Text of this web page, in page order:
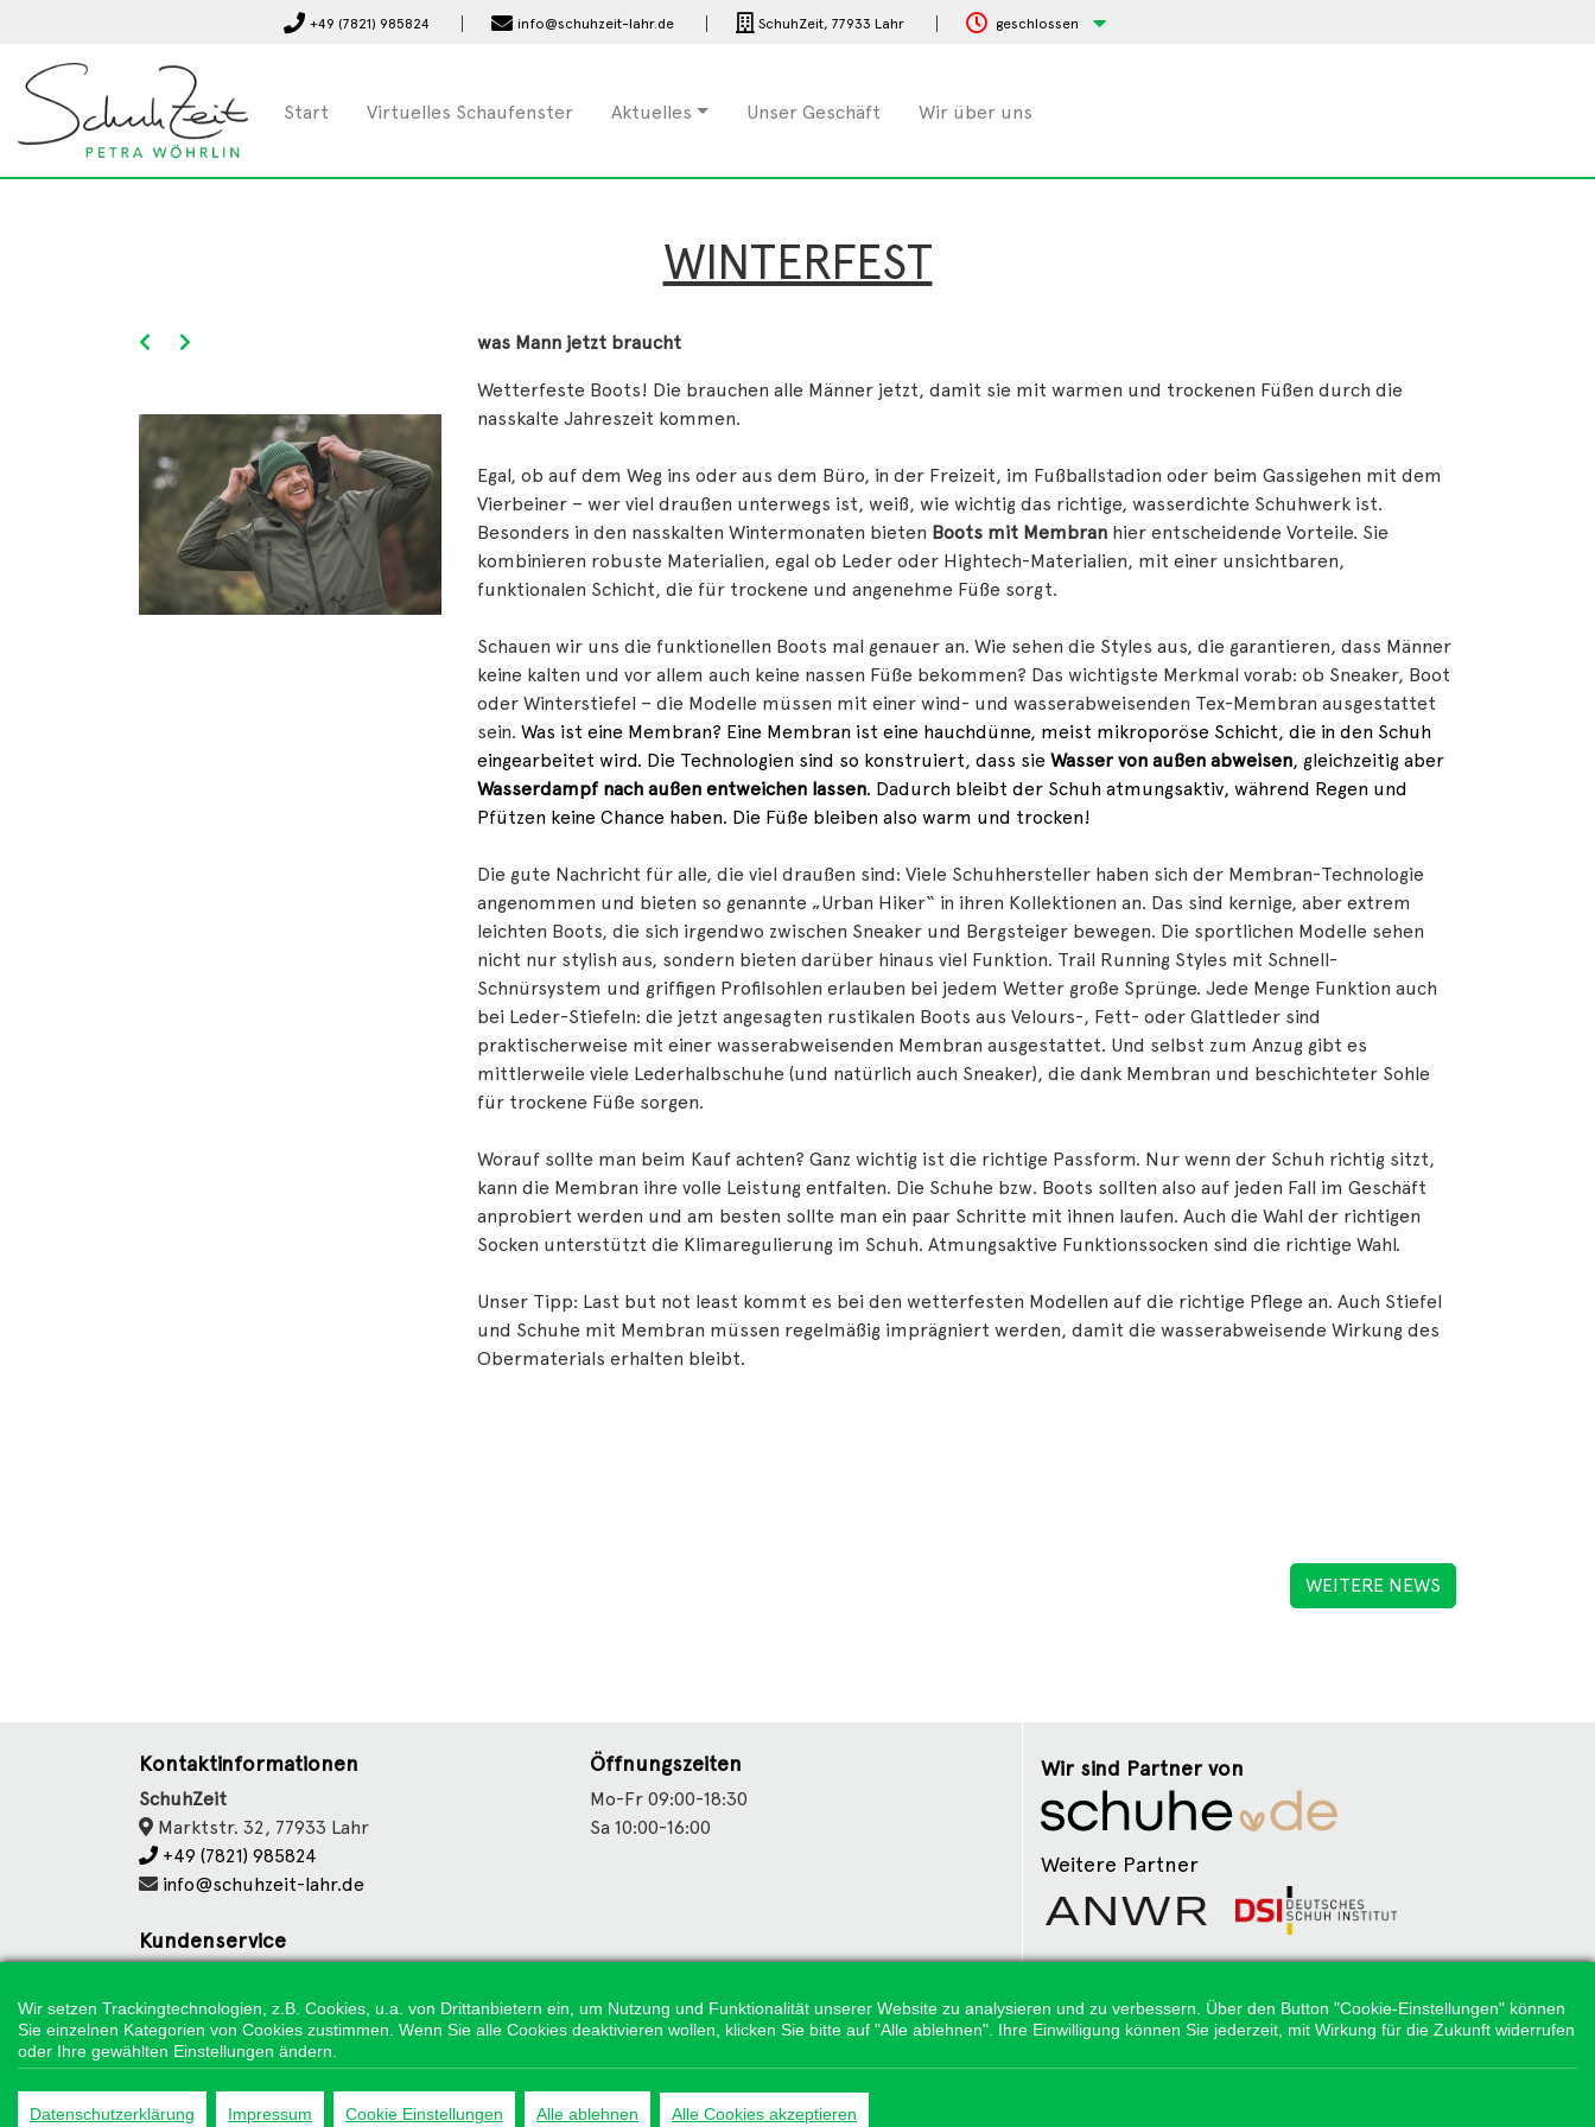
+49 (7821) 985824 info@schuhzeit-lahr.de SchuhZeit, 77933 Lahr geschlossen
Start Virtuelles Schaufenster Aktuelles Unser Geschäft Wir über uns
WINTERFEST
was Mann jetzt braucht
Wetterfeste Boots! Die brauchen alle Männer jetzt, damit sie mit warmen und trockenen Füßen durch die
nasskalte Jahreszeit kommen.
Egal, ob auf dem Weg ins oder aus dem Büro, in der Freizeit, im Fußballstadion oder beim Gassigehen mit dem
Vierbeiner – wer viel draußen unterwegs ist, weiß, wie wichtig das richtige, wasserdichte Schuhwerk ist.
Besonders in den nasskalten Wintermonaten bieten Boots mit Membran hier entscheidende Vorteile. Sie
kombinieren robuste Materialien, egal ob Leder oder Hightech-Materialien, mit einer unsichtbaren,
funktionalen Schicht, die für trockene und angenehme Füße sorgt.
Schauen wir uns die funktionellen Boots mal genauer an. Wie sehen die Styles aus, die garantieren, dass Männer
keine kalten und vor allem auch keine nassen Füße bekommen? Das wichtigste Merkmal vorab: ob Sneaker, Boot
oder Winterstiefel – die Modelle müssen mit einer wind- und wasserabweisenden Tex-Membran ausgestattet
sein. Was ist eine Membran? Eine Membran ist eine hauchdünne, meist mikroporöse Schicht, die in den Schuh
eingearbeitet wird. Die Technologien sind so konstruiert, dass sie Wasser von außen abweisen, gleichzeitig aber
Wasserdampf nach außen entweichen lassen. Dadurch bleibt der Schuh atmungsaktiv, während Regen und
Pfützen keine Chance haben. Die Füße bleiben also warm und trocken!
Die gute Nachricht für alle, die viel draußen sind: Viele Schuhhersteller haben sich der Membran-Technologie
angenommen und bieten so genannte „Urban Hiker“ in ihren Kollektionen an. Das sind kernige, aber extrem
leichten Boots, die sich irgendwo zwischen Sneaker und Bergsteiger bewegen. Die sportlichen Modelle sehen
nicht nur stylish aus, sondern bieten darüber hinaus viel Funktion. Trail Running Styles mit Schnell-
Schnürsystem und griffigen Profilsohlen erlauben bei jedem Wetter große Sprünge. Jede Menge Funktion auch
bei Leder-Stiefeln: die jetzt angesagten rustikalen Boots aus Velours-, Fett- oder Glattleder sind
praktischerweise mit einer wasserabweisenden Membran ausgestattet. Und selbst zum Anzug gibt es
mittlerweile viele Lederhalbschuhe (und natürlich auch Sneaker), die dank Membran und beschichteter Sohle
für trockene Füße sorgen.
Worauf sollte man beim Kauf achten? Ganz wichtig ist die richtige Passform. Nur wenn der Schuh richtig sitzt,
kann die Membran ihre volle Leistung entfalten. Die Schuhe bzw. Boots sollten also auf jeden Fall im Geschäft
anprobiert werden und am besten sollte man ein paar Schritte mit ihnen laufen. Auch die Wahl der richtigen
Socken unterstützt die Klimaregulierung im Schuh. Atmungsaktive Funktionssocken sind die richtige Wahl.
Unser Tipp: Last but not least kommt es bei den wetterfesten Modellen auf die richtige Pflege an. Auch Stiefel
und Schuhe mit Membran müssen regelmäßig imprägniert werden, damit die wasserabweisende Wirkung des
Obermaterials erhalten bleibt.
WEITERE NEWS
Kontaktinformationen
SchuhZeit
Marktstr. 32, 77933 Lahr
+49 (7821) 985824
info@schuhzeit-lahr.de
Kundenservice
Datenschutz
Cookie Einstellungen
Impressum
Öffnungszeiten
Mo-Fr 09:00-18:30
Sa 10:00-16:00
Wir sind Partner von
Weitere Partner
*Alle Preisangaben gelten inklusive gesetzlichen MwSt. und bei Selbstabholung.
Wir setzen Trackingtechnologien, z.B. Cookies, u.a. von Drittanbietern ein, um Nutzung und Funktionalität unserer Website zu analysieren und zu verbessern. Über den Button "Cookie-Einstellungen" können
Sie einzelnen Kategorien von Cookies zustimmen. Wenn Sie alle Cookies deaktivieren wollen, klicken Sie bitte auf "Alle ablehnen". Ihre Einwilligung können Sie jederzeit, mit Wirkung für die Zukunft widerrufen
oder Ihre gewählten Einstellungen ändern.
Datenschutzerklärung Impressum Cookie Einstellungen Alle ablehnen Alle Cookies akzeptieren